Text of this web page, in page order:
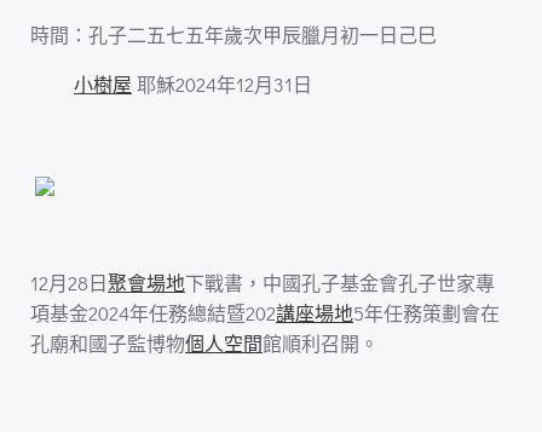
時間：孔子二五七五年歲次甲辰臘月初一日己巳
小樹屋 耶穌2024年12月31日
12月28日聚會場地下戰書，中國孔子基金會孔子世家專
項基金2024年任務總結暨202講座場地5年任務策劃會在
孔廟和國子監博物個人空間館順利召開。